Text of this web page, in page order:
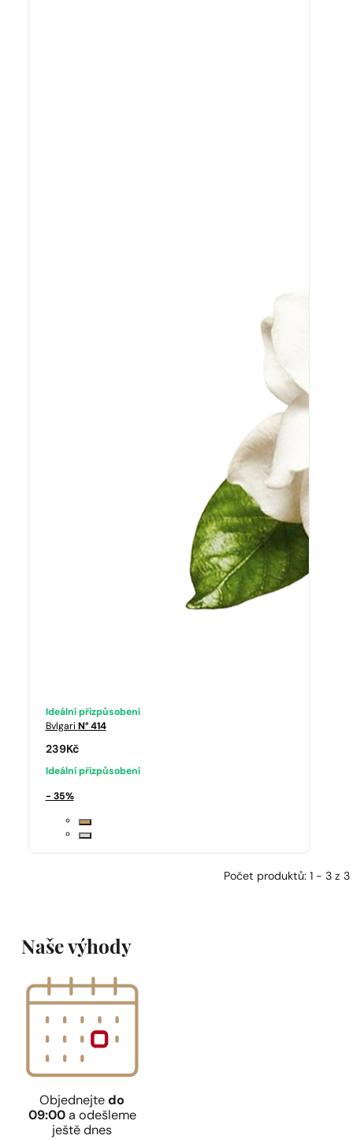
Ideální přizpůsobení
Bvlgari N° 414
239Kč
Ideální přizpůsobení
- 35%
Počet produktů: 1 - 3 z 3
Naše výhody
Objednejtedo
09:00a odešleme
ještě dnes